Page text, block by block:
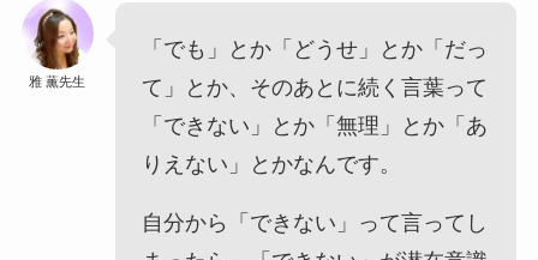
雅 薫先生
「でも」とか「どうせ」とか「だっ
て」とか、そのあとに続く言葉って
「できない」とか「無理」とか「あ
りえない」とかなんです。
自分から「できない」って言ってし